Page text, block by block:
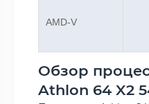
AMD-V
Обзор
Athlon 64 X2